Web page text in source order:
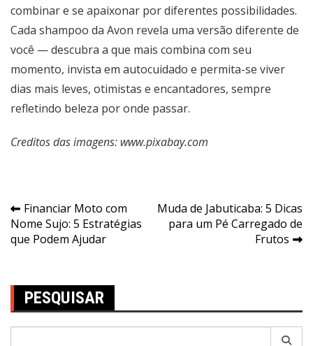
combinar e se apaixonar por diferentes possibilidades.
Cada shampoo da Avon revela uma versão diferente de
você — descubra a que mais combina com seu
momento, invista em autocuidado e permita-se viver
dias mais leves, otimistas e encantadores, sempre
refletindo beleza por onde passar.
Creditos das imagens: www.pixabay.com
Navegação
de
Financiar Moto com
Nome Sujo: 5 Estratégias
que Podem Ajudar
Muda de Jabuticaba: 5 Dicas
para um Pé Carregado de
Frutos
PESQUISAR